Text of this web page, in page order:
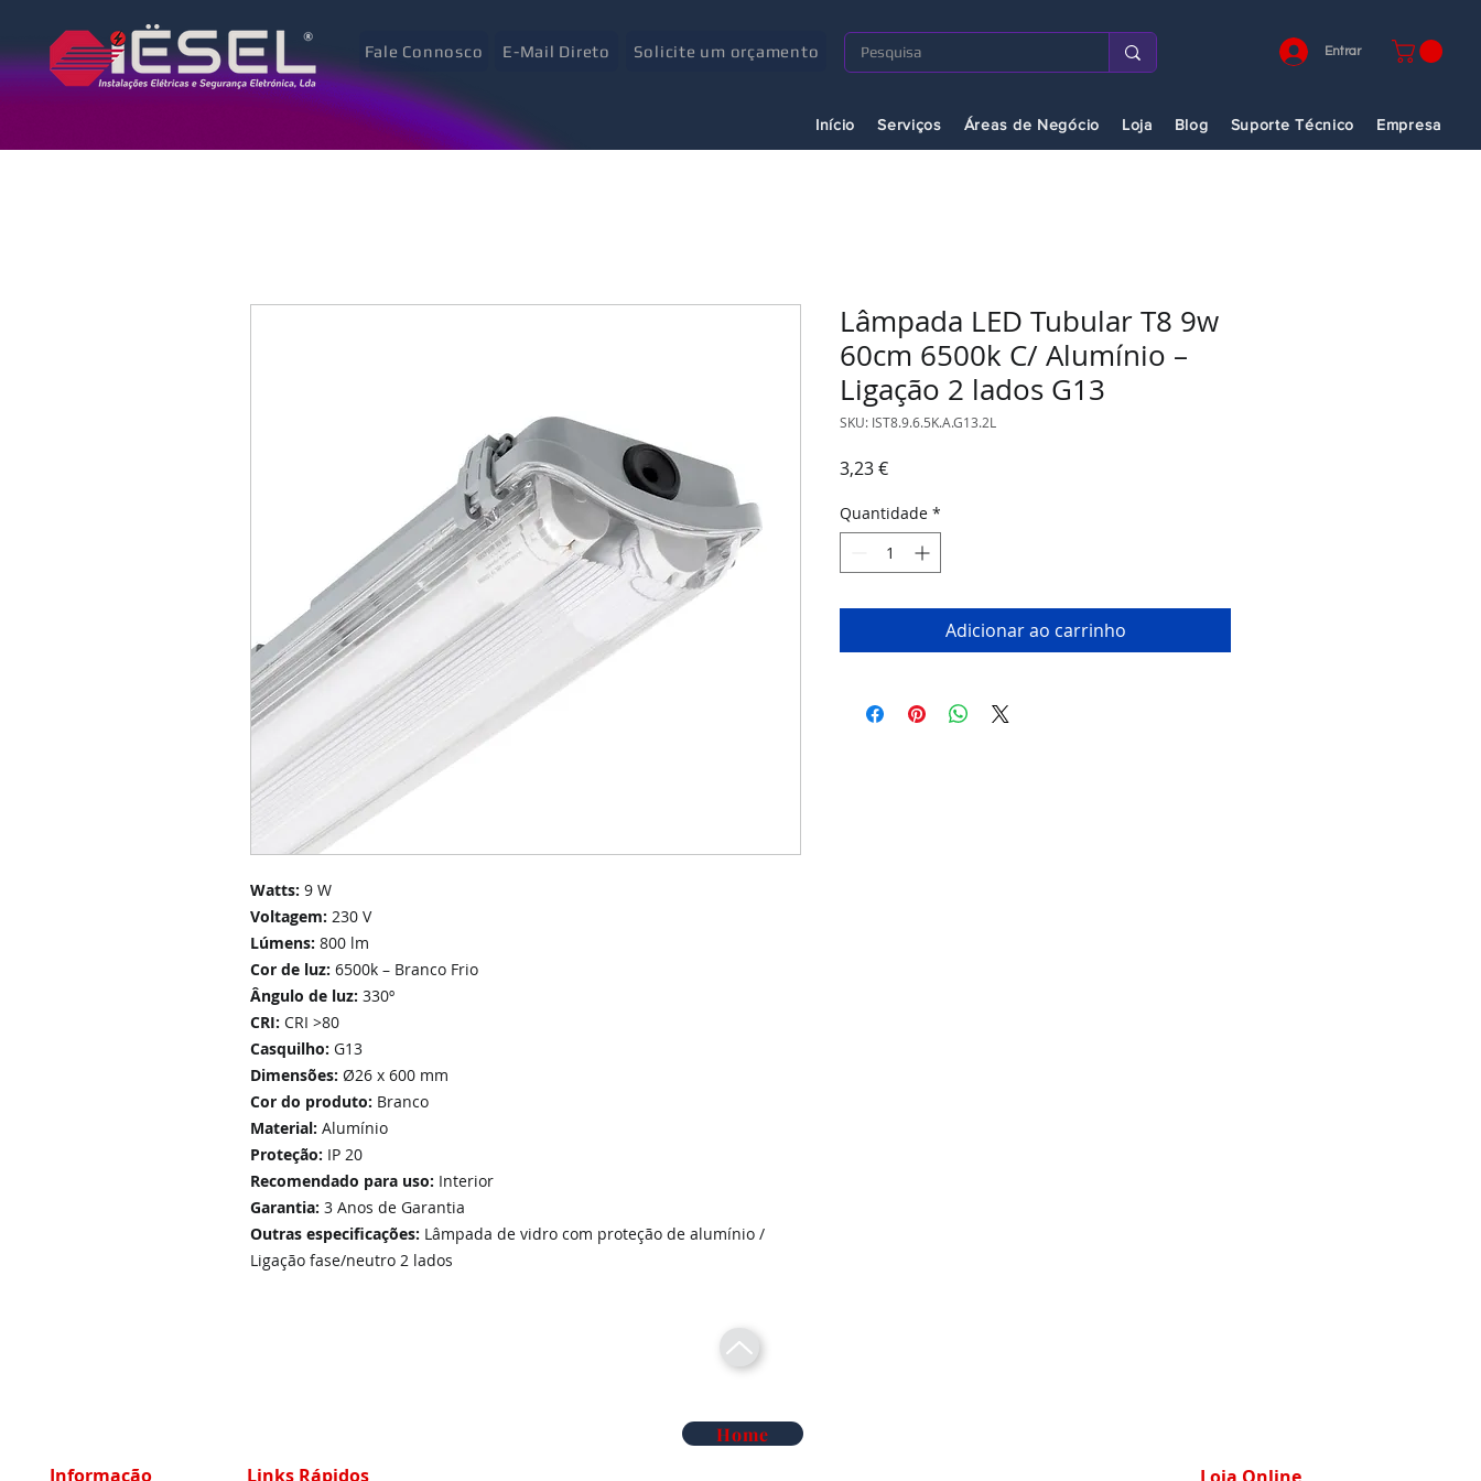
Fale Connosco E-Mail Direto Solicite um orçamento Entrar
Início Serviços Áreas de Negócio Loja Blog Suporte Técnico Empresa
Watts: 9 W
Voltagem: 230 V
Lúmens: 800 lm
Cor de luz: 6500k – Branco Frio
Ângulo de luz: 330º
CRI: CRI >80
Casquilho: G13
Dimensões: Ø26 x 600 mm
Cor do produto: Branco
Material: Alumínio
Proteção: IP 20
Recomendado para uso: Interior
Garantia: 3 Anos de Garantia
Outras especificações: Lâmpada de vidro com proteção de alumínio /
Ligação fase/neutro 2 lados
Lâmpada LED Tubular T8 9w
60cm 6500k C/ Alumínio –
Ligação 2 lados G13
SKU: IST8.9.6.5K.A.G13.2L
3,23 €Preço
Quantidade *
Adicionar ao carrinho
Home
Informação Links Rápidos